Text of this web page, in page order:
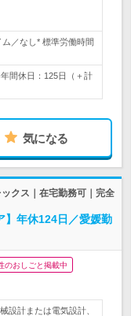
／なし* 標準労働時間
間休日：125日（＋計
気になる
クス｜在宅勤務可｜完全
】年休124日／愛媛勤
のおしごと掲載中
設計または電気設計、